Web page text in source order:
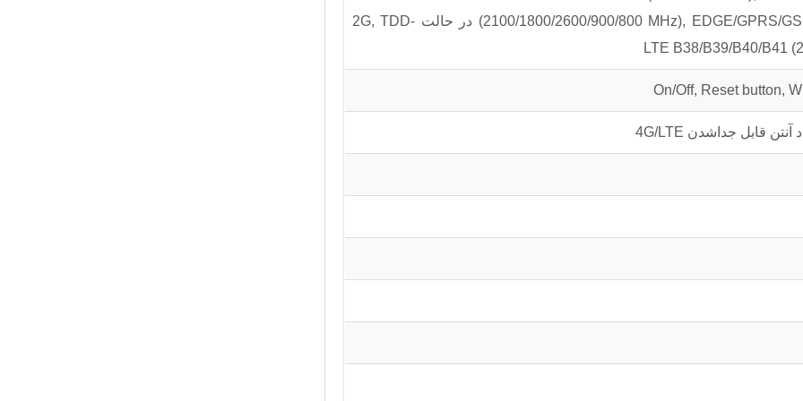
(2100/1800/2600/900/800 MHz), EDGE/GPRS/GSM 850/900/1800/1900MHz در حالت 2G, TDD-
LTE B38/B39/B40/B41
On/Off, Reset button,